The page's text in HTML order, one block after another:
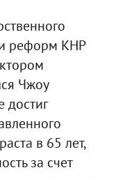
реформ КНР
Чжоу
достиг
в 65 лет,
за счет